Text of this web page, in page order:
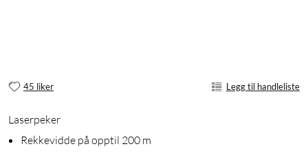
45 liker Legg til handleliste
Laserpeker
Rekkevidde på opptil 200 m